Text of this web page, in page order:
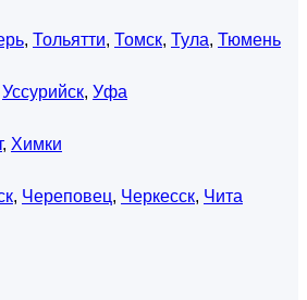
, Тольятти, Томск, Тула, Тюмень
Уссурийск, Уфа
, Химки
, Череповец, Черкесск, Чита